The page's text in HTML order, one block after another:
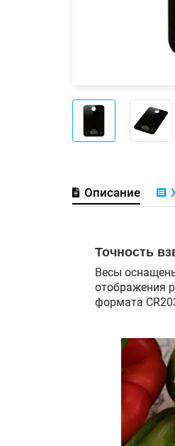
Описание
Точность
Весы
отображения
формата